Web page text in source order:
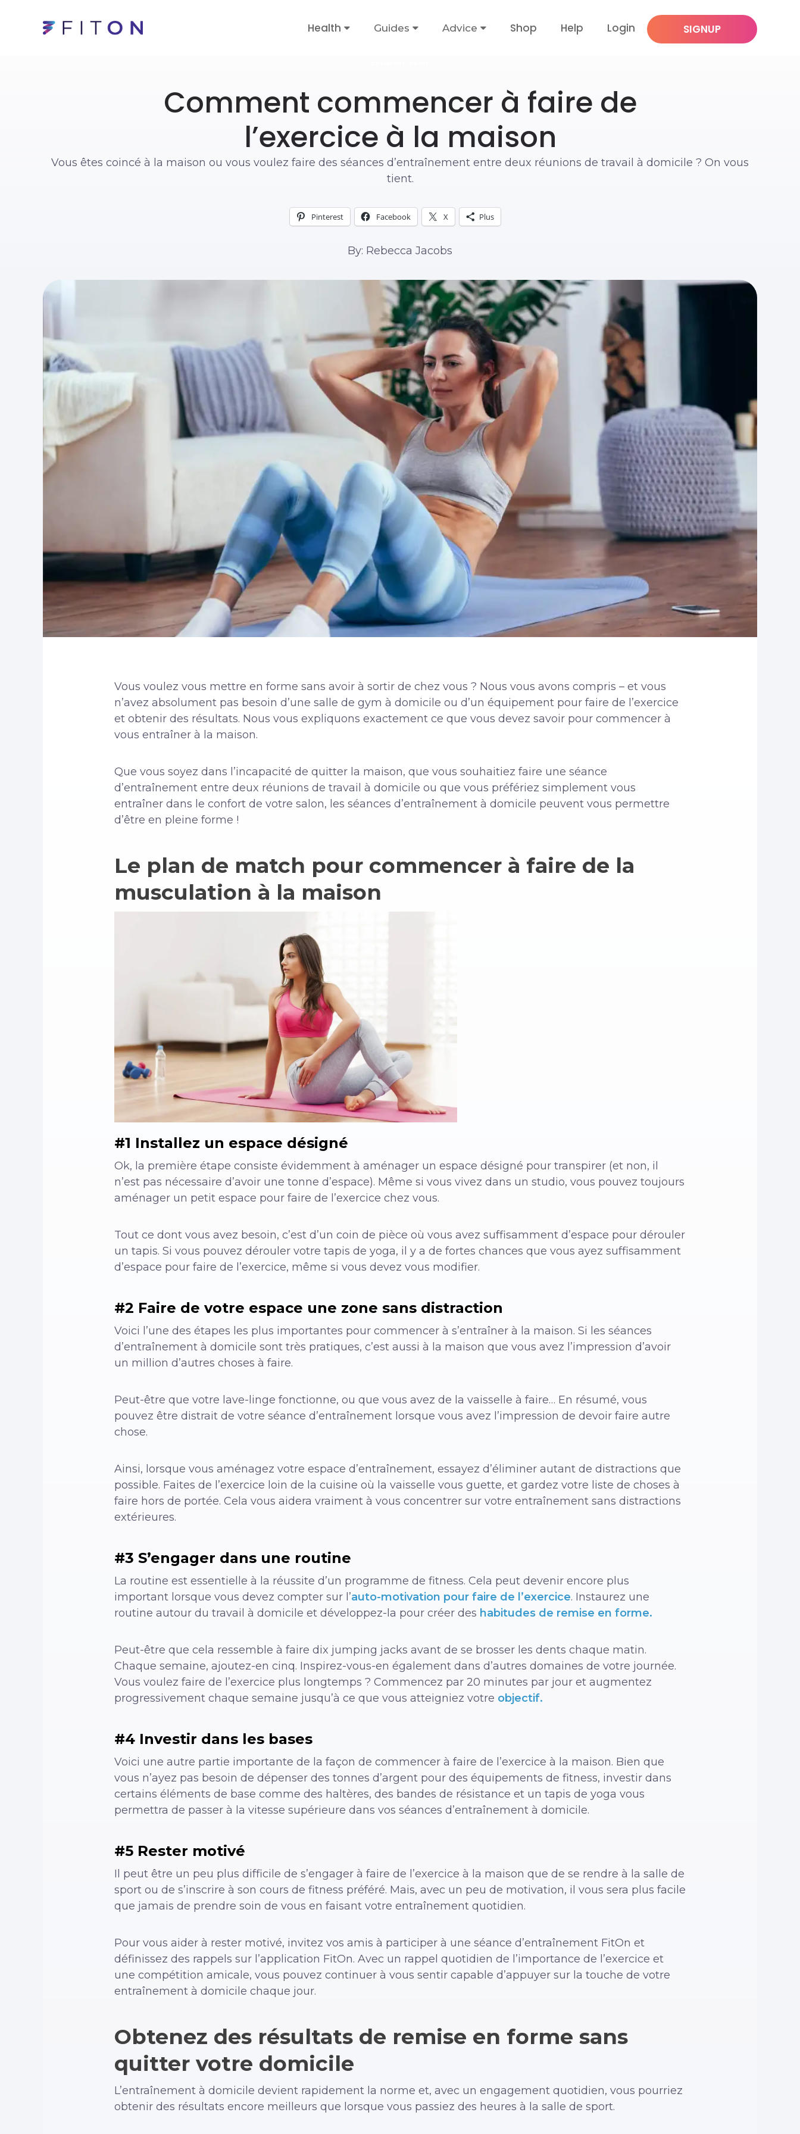
Health Guides Advice Shop Help Login SIGNUP
Comment commencer à faire de
l’exercice à la maison
Vous êtes coincé à la maison ou vous voulez faire des séances d’entraînement entre deux réunions de travail à domicile ? On vous
tient.
Pinterest Facebook X Plus
By: Rebecca Jacobs
Vous voulez vous mettre en forme sans avoir à sortir de chez vous ? Nous vous avons compris – et vous
n’avez absolument pas besoin d’une salle de gym à domicile ou d’un équipement pour faire de l’exercice
et obtenir des résultats. Nous vous expliquons exactement ce que vous devez savoir pour commencer à
vous entraîner à la maison.
Que vous soyez dans l’incapacité de quitter la maison, que vous souhaitiez faire une séance
d’entraînement entre deux réunions de travail à domicile ou que vous préfériez simplement vous
entraîner dans le confort de votre salon, les séances d’entraînement à domicile peuvent vous permettre
d’être en pleine forme !
Le plan de match pour commencer à faire de la
musculation à la maison
#1 Installez un espace désigné
Ok, la première étape consiste évidemment à aménager un espace désigné pour transpirer (et non, il
n’est pas nécessaire d’avoir une tonne d’espace). Même si vous vivez dans un studio, vous pouvez toujours
aménager un petit espace pour faire de l’exercice chez vous.
Tout ce dont vous avez besoin, c’est d’un coin de pièce où vous avez suffisamment d’espace pour dérouler
un tapis. Si vous pouvez dérouler votre tapis de yoga, il y a de fortes chances que vous ayez suffisamment
d’espace pour faire de l’exercice, même si vous devez vous modifier.
#2 Faire de votre espace une zone sans distraction
Voici l’une des étapes les plus importantes pour commencer à s’entraîner à la maison. Si les séances
d’entraînement à domicile sont très pratiques, c’est aussi à la maison que vous avez l’impression d’avoir
un million d’autres choses à faire.
Peut-être que votre lave-linge fonctionne, ou que vous avez de la vaisselle à faire… En résumé, vous
pouvez être distrait de votre séance d’entraînement lorsque vous avez l’impression de devoir faire autre
chose.
Ainsi, lorsque vous aménagez votre espace d’entraînement, essayez d’éliminer autant de distractions que
possible. Faites de l’exercice loin de la cuisine où la vaisselle vous guette, et gardez votre liste de choses à
faire hors de portée. Cela vous aidera vraiment à vous concentrer sur votre entraînement sans distractions
extérieures.
#3 S’engager dans une routine
La routine est essentielle à la réussite d’un programme de fitness. Cela peut devenir encore plus
important lorsque vous devez compter sur l’auto-motivation pour faire de l’exercice. Instaurez une
routine autour du travail à domicile et développez-la pour créer des habitudes de remise en forme.
Peut-être que cela ressemble à faire dix jumping jacks avant de se brosser les dents chaque matin.
Chaque semaine, ajoutez-en cinq. Inspirez-vous-en également dans d’autres domaines de votre journée.
Vous voulez faire de l’exercice plus longtemps ? Commencez par 20 minutes par jour et augmentez
progressivement chaque semaine jusqu’à ce que vous atteigniez votre objectif.
#4 Investir dans les bases
Voici une autre partie importante de la façon de commencer à faire de l’exercice à la maison. Bien que
vous n’ayez pas besoin de dépenser des tonnes d’argent pour des équipements de fitness, investir dans
certains éléments de base comme des haltères, des bandes de résistance et un tapis de yoga vous
permettra de passer à la vitesse supérieure dans vos séances d’entraînement à domicile.
#5 Rester motivé
Il peut être un peu plus difficile de s’engager à faire de l’exercice à la maison que de se rendre à la salle de
sport ou de s’inscrire à son cours de fitness préféré. Mais, avec un peu de motivation, il vous sera plus facile
que jamais de prendre soin de vous en faisant votre entraînement quotidien.
Pour vous aider à rester motivé, invitez vos amis à participer à une séance d’entraînement FitOn et
définissez des rappels sur l’application FitOn. Avec un rappel quotidien de l’importance de l’exercice et
une compétition amicale, vous pouvez continuer à vous sentir capable d’appuyer sur la touche de votre
entraînement à domicile chaque jour.
Obtenez des résultats de remise en forme sans
quitter votre domicile
L’entraînement à domicile devient rapidement la norme et, avec un engagement quotidien, vous pourriez
obtenir des résultats encore meilleurs que lorsque vous passiez des heures à la salle de sport.